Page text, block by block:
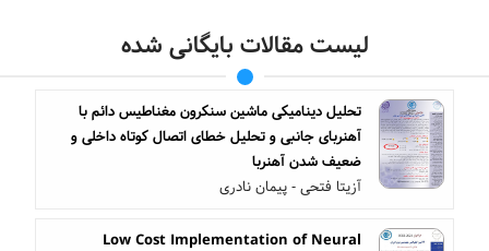
لیست مقالات بایگانی شده
تحلیل دینامیکی ماشین سنکرون مغناطیس دائم با
آهنربای جانبی و تحلیل خطای اتصال کوتاه داخلی و
ضعیف شدن آهنربا
آزیتا فتحی - پیمان نادری
Low Cost Implementation of Neural